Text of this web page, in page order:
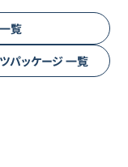
覧
パッケージ一覧